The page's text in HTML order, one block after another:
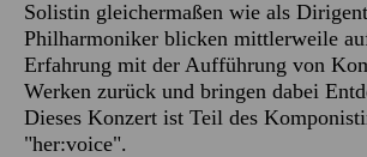
Solistin gleichermaßen wie als
Philharmoniker blicken mittlerweile
Erfahrung mit der Aufführung von
Werken zurück und bringen dabei
Dieses Konzert ist Teil des
"her:voice".